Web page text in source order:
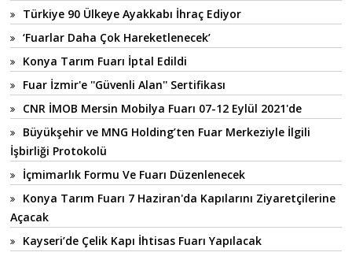
Türkiye 90 Ülkeye Ayakkabı İhraç Ediyor
‘Fuarlar Daha Çok Hareketlenecek’
Konya Tarım Fuarı İptal Edildi
Fuar İzmir'e ''Güvenli Alan'' Sertifikası
CNR İMOB Mersin Mobilya Fuarı 07-12 Eylül 2021'de
Büyükşehir ve MNG Holding’ten Fuar Merkeziyle İlgili
İşbirliği Protokolü
İçmimarlık Formu Ve Fuarı Düzenlenecek
Konya Tarım Fuarı 7 Haziran'da Kapılarını Ziyaretçilerine
Açacak
Kayseri’de Çelik Kapı İhtisas Fuarı Yapılacak